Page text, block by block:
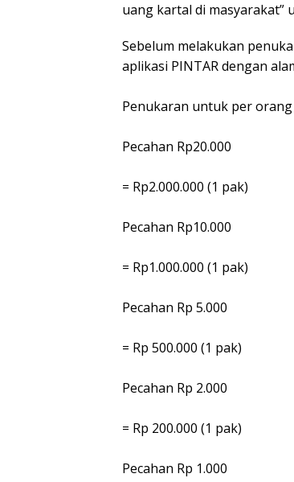
uang kartal di masyarakat”
Sebelum melakukan
aplikasi PINTAR dengan
Penukaran untuk per
Pecahan Rp20.000
= Rp2.000.000 (1 pak)
Pecahan Rp10.000
= Rp1.000.000 (1 pak)
Pecahan Rp 5.000
= Rp 500.000 (1 pak)
Pecahan Rp 2.000
= Rp 200.000 (1 pak)
Pecahan Rp 1.000